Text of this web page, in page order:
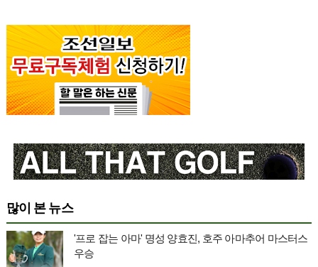
많이 본 뉴스
'프로 잡는 아마' 명성 양효진, 호주 아마추어 마스터스
우승